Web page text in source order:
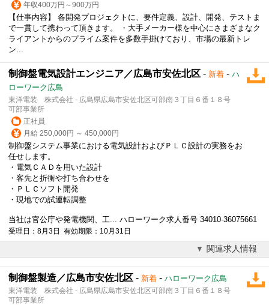
年収400万円～900万円
【仕事内容】 各開発プロジェクトに、要件定義、設計、開発、テストま
で一貫して携わって頂きます。 ・大手メーカー様を中心にさまざまなク
ライアントからのプライム案件を多数手掛けており、市場の最新トレ
ン...
制御盤電気設計エンジニア／広島市安佐北区 - 新着 - ハ
ローワーク広島
東洋電装 株式会社 - 広島県広島市安佐北区可部南３丁目６番１８号
可部事業所
正社員
月給 250,000円 ～ 450,000円
制御盤システム事業における電気設計およびＰＬＣ設計の実務をお
任せします。
・電気ＣＡＤを用いた設計
・客先と折衝や打ち合わせを
・ＰＬＣソフト開発
・現地での試運転調整
当社は官公庁や発電機関、工... ハローワーク求人番号 34010-36075661
受理日：8月3日 有効期限：10月31日
関連求人情報
制御盤製造／広島市安佐北区 - 新着 - ハローワーク広島
東洋電装 株式会社 - 広島県広島市安佐北区可部南３丁目６番１８号
可部事業所